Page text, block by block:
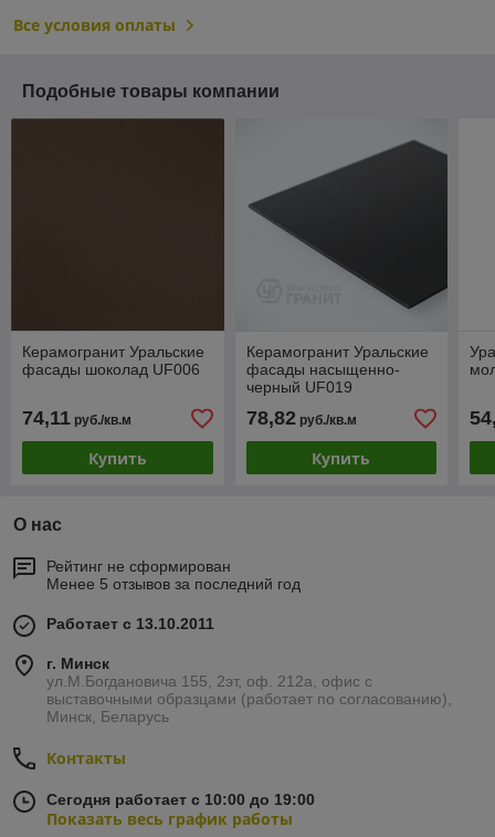
Все условия оплаты
Подобные товары компании
Керамогранит Уральские
фасады шоколад UF006
74,11 руб./кв.м
Купить
Керамогранит Уральские
фасады насыщенно-
черный UF019
78,82руб./кв.м
Купить
О нас
Рейтинг не сформирован
Менее 5 отзывов за последний год
Работает с 13.10.2011
г. Минск
ул.М.Богдановича 155, 2эт, оф. 212а, офис с
выставочными образцами (работает по согласованию),
Минск, Беларусь
Контакты
Сегодня работает с 10:00 до 19:00
Показать весь график работы